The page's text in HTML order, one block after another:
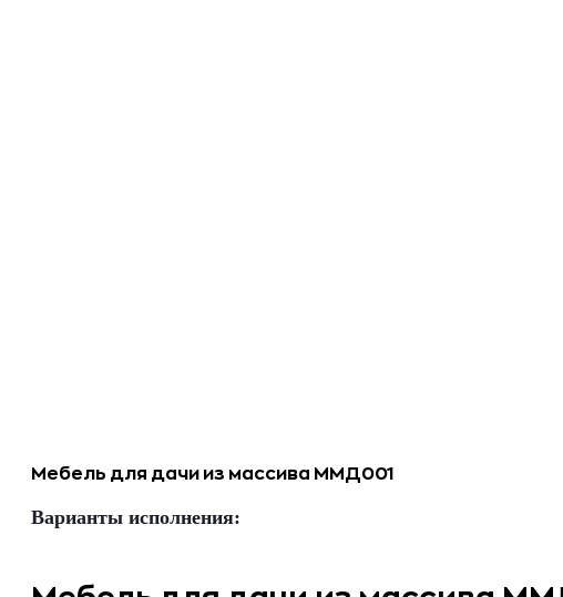
Мебель для дачи из массива ММД001
Варианты исполнения: